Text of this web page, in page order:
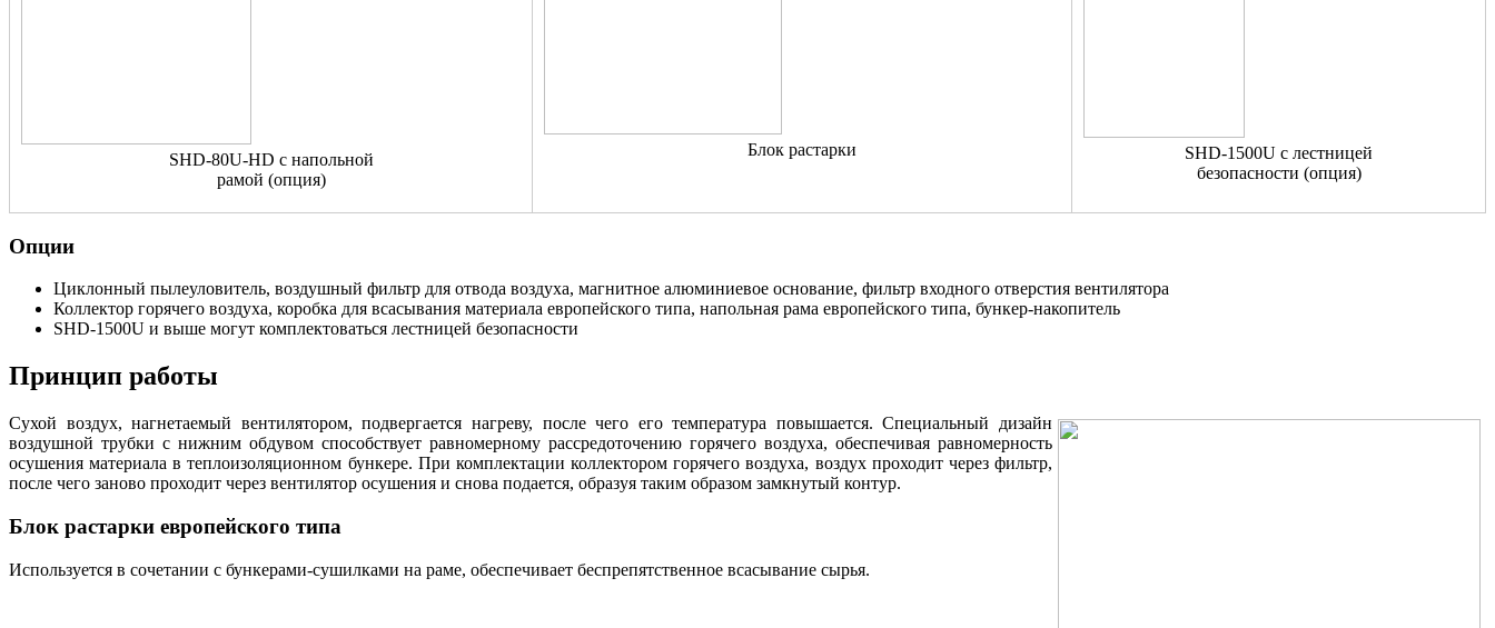
SHD-80U-HD с напольной
рамой (опция)
Блок растарки
SHD-1500U c лестницей
безопасности (опция)
Опции
Циклонный пылеуловитель, воздушный фильтр для отвода воздуха, магнитное алюминиевое основание, фильтр входного отверстия вентилятора
Коллектор горячего воздуха, коробка для всасывания материала европейского типа, напольная рама европейского типа, бункер-накопитель
SHD-1500U и выше могут комплектоваться лестницей безопасности
Принцип работы
Сухой воздух, нагнетаемый вентилятором, подвергается нагреву, после чего его температура повышается. Специальный дизайн
воздушной трубки с нижним обдувом способствует равномерному рассредоточению горячего воздуха, обеспечивая равномерность
осушения материала в теплоизоляционном бункере. При комплектации коллектором горячего воздуха, воздух проходит через фильтр,
после чего заново проходит через вентилятор осушения и снова подается, образуя таким образом замкнутый контур.
Блок растарки европейского типа
Используется в сочетании с бункерами-сушилками на раме, обеспечивает беспрепятственное всасывание сырья.